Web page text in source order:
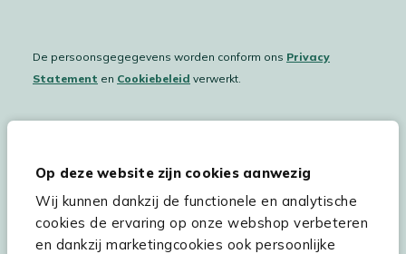
Op deze website zijn cookies aanwezig
Wij kunnen dankzij de functionele en analytische
cookies de ervaring op onze webshop verbeteren
en dankzij marketingcookies ook persoonlijke
De persoonsgegegevens worden conform ons Privacy
Statement en Cookiebeleid verwerkt.
Hulp & service
Assortiment
Kees Smit Tuinmeubelen